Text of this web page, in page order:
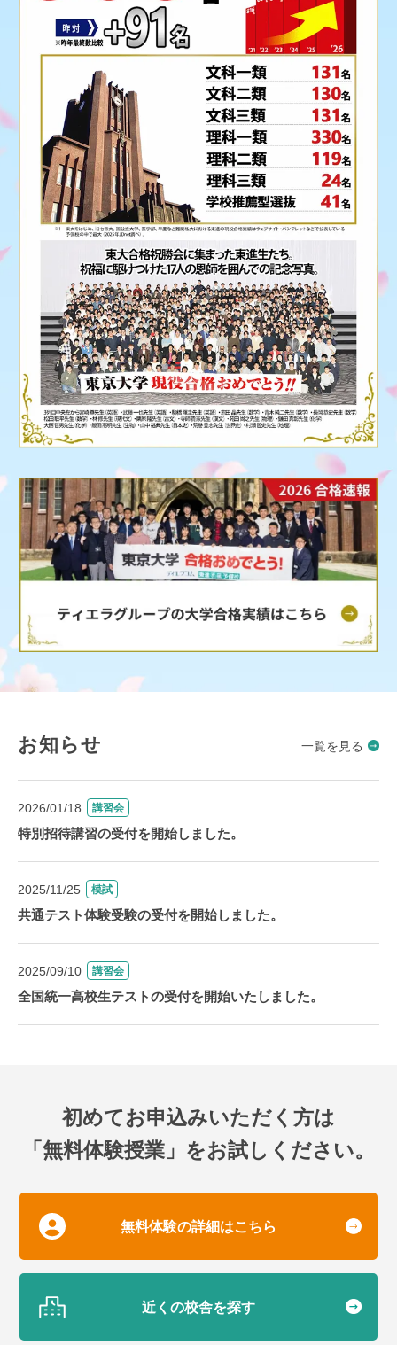
お知らせ 一覧を見る
2026/01/18 講習会
特別招待講習の受付を開始しました。
2025/11/25 模試
共通テスト体験受験の受付を開始しました。
2025/09/10 講習会
全国統一高校生テストの受付を開始いたしました。
初めてお申込みいただく方は
「無料体験授業」をお試しください。
無料体験の詳細はこちら
近くの校舎を探す